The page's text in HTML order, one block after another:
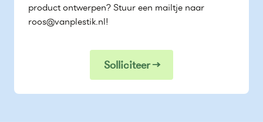
product ontwerpen? Stuur een mailtje naar
roos@vanplestik.nl!
Solliciteer →